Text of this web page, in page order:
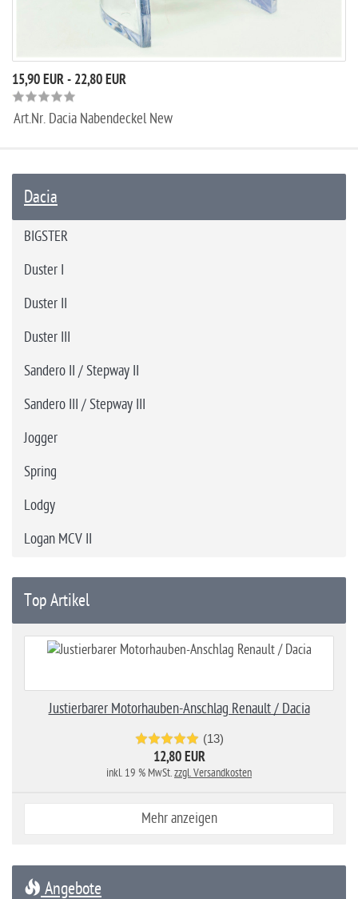
15,90 EUR - 22,80 EUR
Art.Nr. Dacia Nabendeckel New
Dacia
BIGSTER
Duster I
Duster II
Duster III
Sandero II / Stepway II
Sandero III / Stepway III
Jogger
Spring
Lodgy
Logan MCV II
Top Artikel
Justierbarer Motorhauben-Anschlag Renault / Dacia
(13)
12,80 EUR
inkl. 19 % MwSt.zzgl. Versandkosten
Mehr anzeigen
Angebote